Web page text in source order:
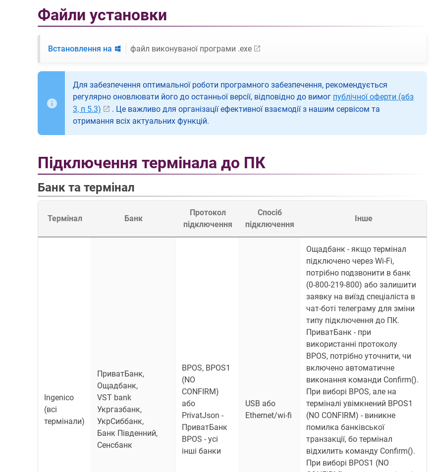
Файли установки
Встановлення на файл виконуваної програми .exe
Для забезпечення оптимальної роботи програмного забезпечення, рекомендується
регулярно оновлювати його до останньої версії, відповідно до вимог публічної оферти (абз
3, п 5.3)
. Це важливо для організації ефективної взаємодії з нашим сервісом та
отримання всіх актуальних функцій.
Підключення термінала до ПК
Банк та термінал
Термінал Банк
Протокол
підключення
Спосіб
підключення
Інше
Ingenico
(всі
термінали)
ПриватБанк,
Ощадбанк,
VST bank
Укргазбанк,
УкрСиббанк,
Банк Південний,
Сенсбанк
BPOS, BPOS1
(NO
CONFIRM)
або
PrivatJson -
ПриватБанк
BPOS - усі
інші банки
USB або
Ethernet/wi-fi
Ощадбанк - якщо термінал
підключено через Wi-Fi,
потрібно подзвонити в банк
(0-800-219-800) або залишити
заявку на виїзд спеціаліста в
чат-боті телеграму для зміни
типу підключення до ПК.
ПриватБанк - при
використанні протоколу
BPOS, потрібно уточнити, чи
включено автоматичне
виконання команди Confirm().
При виборі BPOS, але на
терміналі увімкнений BPOS1
(NO CONFIRM) - виникне
помилка банківської
транзакції, бо термінал
відхилить команду Confirm().
При виборі BPOS1 (NO